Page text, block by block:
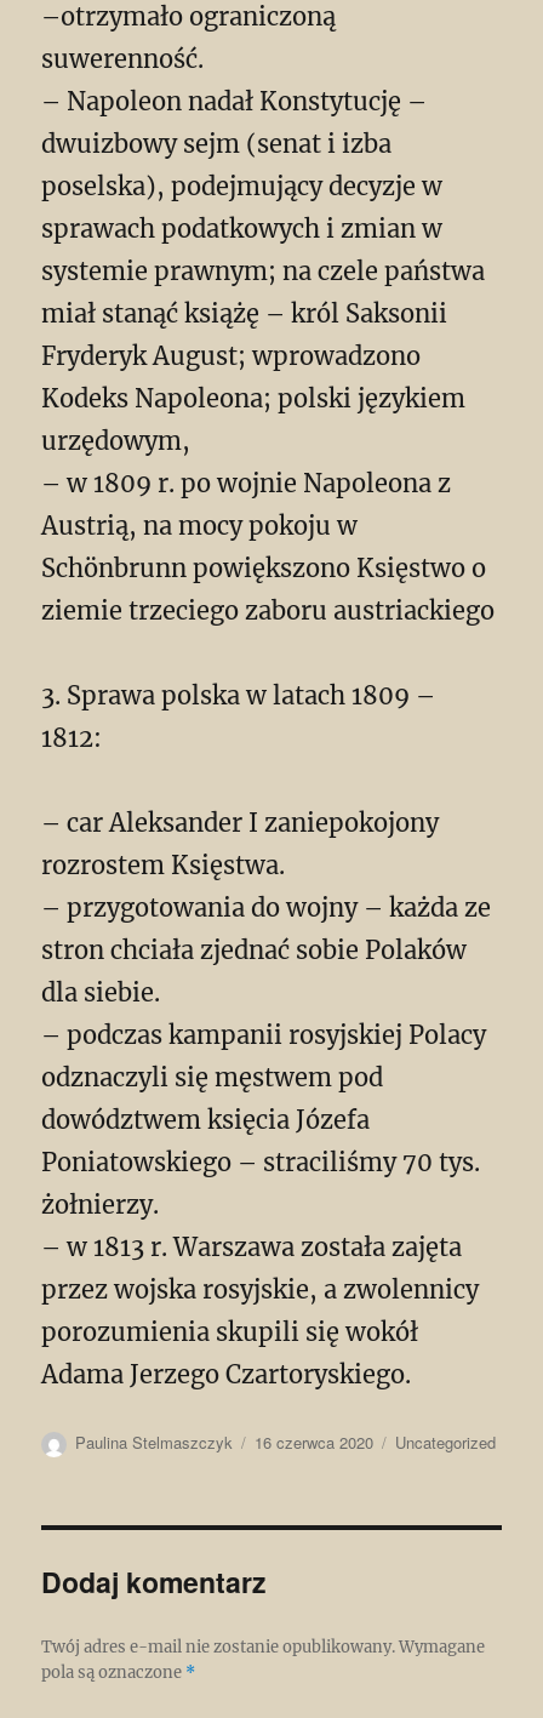
–otrzymało ograniczoną
suwerenność.
– Napoleon nadał Konstytucję –
dwuizbowy sejm (senat i izba
poselska), podejmujący decyzje w
sprawach podatkowych i zmian w
systemie prawnym; na czele państwa
miał stanąć książę – król Saksonii
Fryderyk August; wprowadzono
Kodeks Napoleona; polski językiem
urzędowym,
– w 1809 r. po wojnie Napoleona z
Austrią, na mocy pokoju w
Schӧnbrunn powiększono Księstwo o
ziemie trzeciego zaboru austriackiego
3. Sprawa polska w latach 1809 –
1812:
– car Aleksander I zaniepokojony
rozrostem Księstwa.
– przygotowania do wojny – każda ze
stron chciała zjednać sobie Polaków
dla siebie.
– podczas kampanii rosyjskiej Polacy
odznaczyli się męstwem pod
dowództwem księcia Józefa
Poniatowskiego – straciliśmy 70 tys.
żołnierzy.
– w 1813 r. Warszawa została zajęta
przez wojska rosyjskie, a zwolennicy
porozumienia skupili się wokół
Adama Jerzego Czartoryskiego.
Autor
Paulina Stelmaszczyk
Data
16 czerwca 2020 Kategorie
Uncategorized
Dodaj komentarz
Twój adres e-mail nie zostanie opublikowany. Wymagane
pola są oznaczone *